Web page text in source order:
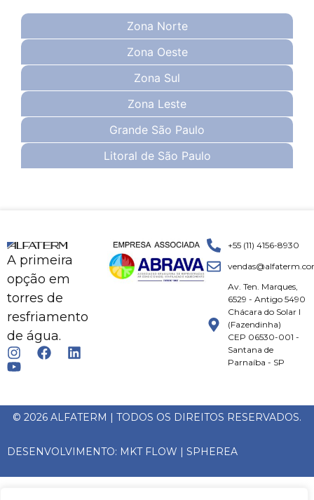
Zona Norte
Zona Oeste
Zona Sul
Zona Leste
Grande São Paulo
Litoral de São Paulo
A primeira
opção em
torres de
resfriamento
de água.
+55 (11) 4156-8930
Av. Ten. Marques,
6529 - Antigo 5490
Chácara do Solar I
(Fazendinha)
CEP 06530-001 -
Santana de
Parnaíba - SP
© 2026 ALFATERM | TODOS OS DIREITOS RESERVADOS.
DESENVOLVIMENTO: MKT FLOW | SPHEREA